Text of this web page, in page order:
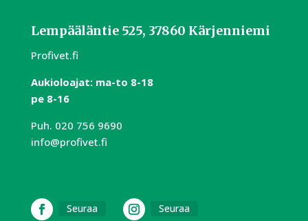
Lempääläntie 525, 37860 Kärjenniemi
Profivet.fi
Aukioloajat: ma-to 8-18
pe 8-16
Puh. 020 756 9690
info@profivet.fi
Seuraa Seuraa